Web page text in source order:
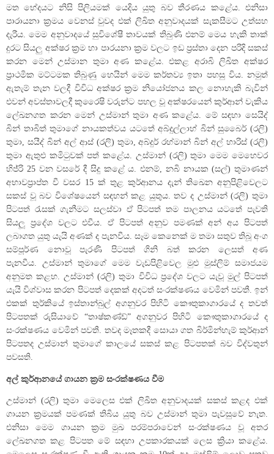
මත භේදයට නිසි පිලියමක් යෙදිය යුතු බව තීරණය කළේය. එනිසා
පාරායනා ක්‍රමය වෙනස් වුවද එක් ලිඛිත අනුවාදයක් සැකසීමට උත්සහ
දැරීය. මෙම අනුවාදයේ සුවිශේෂී තාවයක් තිබුණි එනම් මෙය හැකි තාක්
දුරට සියලු අක්ෂර ක්‍රම හා පාරයනා ක්‍රම වලට ඉඩ ප්‍රස්තා දෙන පරිදි සකස්
කරන මෙන් උස්මාන තුමා අණ කළේය. එකළ අරාබි ලිඛිත අක්ෂර
ප්‍රාථමික මට්ටමක තිබුණු හෙයින් මෙම කර්තව්‍ය ඉතා පහසු විය. නමුත්
ඇතැම් තැන වලදී විවිධ අක්ෂර ක්‍රම නියෝජනය කල නොහැකි බැවින්
එවන් අවස්තාවලදී කුරෛෂි වරුන්ට පහල වූ අක්ෂරයෙන් කුර්ආන් වැකිය
ලේඛනගත කරන මෙන් උස්මාන් තුමා අණ කළේය. මේ සඳහා සෙයිද්
බින් තාබිත් තුමාගේ නායකත්වය යටතේ අබ්දුල්ලාහ් බින් සුබෛර් (රලි)
තුමා, සයීද් බින් අල් ආස් (රලි) තුමා, අබ්දුර් රහ්මාන් බින් අල් හාරිස් (රලි)
තුමා ඇතුළු කමිටුවක් පත් කළේය. උස්මාන් (රලි) තුමා මෙම මෙහෙවර
හිජ්රි 25 වන වසරේ දී සිදු කළේ ය. එනම්, නබි නායක (සල්) තුමාණන්
අභාවප්‍රාප්ත වී වසර 15 ක් තුළ කුර්ආනය දැන් තිඛෙන අනුපිළිවෙලට
සකස් වූ බව විශේෂයෙන් සඳහන් කළ යුතුය. තව ද උස්මාන් (රලි) තුමා
පිටපත් රැසක් ගැනීමට සලස්වා ඒ පිටපත් තම පාලනය යටතේ පැවති
සියලූ ප්‍රදේශ වලට එවීය. ඒ පිටපත් අනුව පමණක් අන් අය පිටපත්
ලබාගත යුතු යැයි අණක් ද පැනවීය. සෑම කෙනෙක් ම තමා සතුව තිබූ අංග
සම්පූර්ණ නොවූ පැරණි පිටපත් ගිනි බත් කරන ලෙසත් අණ
පැනවීය. උස්මාන් තුමාගේ මෙම වැඩපිළිවෙල මුළු මුස්ලිම් සමාජයම
අනුමත කළහ. උස්මාන් (රලි) තුමා විවිධ ප්‍රදේශ වලට යැවූ මුල් පිටපත්
යැයි විශ්වාස කරන පිටපත් දෙකක් අදටත් සංරක්ෂණය වෙමින් පවතී. ඉන්
එකක් තුර්කියේ ඉස්තාන්බුල් අගනුවර පිහිටි කෞතුකාගාරයේ ද තවත්
පිටපතක් රුසියාවේ “තාෂ්කණ්ඩ්” අගනුවර පිහිටි කෞතුකාගාරයේ ද
සංරක්ෂණය වෙමින් පවතී. තවද මෑතකදී සොයා ගත බිර්මින්හැම් කුර්ආන්
පිටපතද උස්මාන් තුමාගේ කාලයේ සකස් කළ පිටපතක් බව විද්වතුන්
පවසති.
අල් කුර්ආනයේ ගායන ක්‍රම සංරක්ෂණය වීම
උස්මාන් (රලි) තුමා මෙලෙස එක් ලිඛිත අනුවාදයක් සකස් කළද එක්
ගායන ක්‍රමයක් පමණක් තිබිය යුතු බව උස්මාන් තුමා පැවසුවේ නැත.
එනිසා මෙම ගායන ක්‍රම මුඛ පරම්පරාවෙන් සංරක්ෂණය වූ අතර
ලේඛනගත කළ පිටපත මේ සඳහා උපකාරකයක් ලෙස ක්‍රියා කළේය.